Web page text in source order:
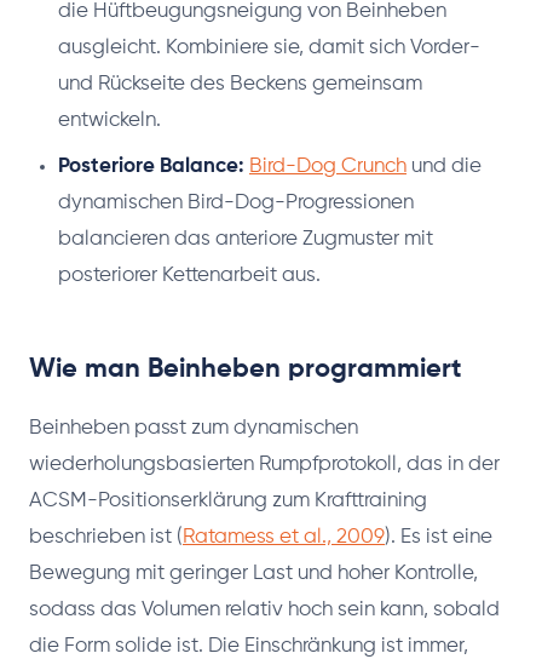
die Hüftbeugungsneigung von Beinheben
ausgleicht. Kombiniere sie, damit sich Vorder-
und Rückseite des Beckens gemeinsam
entwickeln.
Posteriore Balance: Bird-Dog Crunch und die
dynamischen Bird-Dog-Progressionen
balancieren das anteriore Zugmuster mit
posteriorer Kettenarbeit aus.
Wie man Beinheben programmiert
Beinheben passt zum dynamischen
wiederholungsbasierten Rumpfprotokoll, das in der
ACSM-Positionserklärung zum Krafttraining
beschrieben ist ( Ratamess et al., 2009). Es ist eine
Bewegung mit geringer Last und hoher Kontrolle,
sodass das Volumen relativ hoch sein kann, sobald
die Form solide ist. Die Einschränkung ist immer,